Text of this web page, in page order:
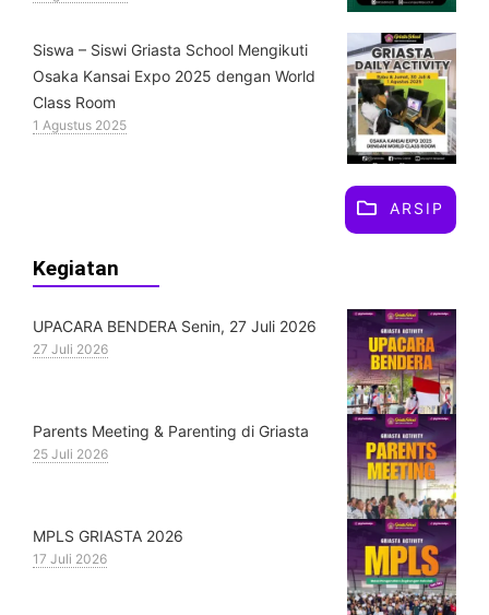
Siswa – Siswi Griasta School Mengikuti
Osaka Kansai Expo 2025 dengan World
Class Room
1 Agustus 2025
ARSIP
Kegiatan
UPACARA BENDERA Senin, 27 Juli 2026
27 Juli 2026
Parents Meeting & Parenting di Griasta
25 Juli 2026
MPLS GRIASTA 2026
17 Juli 2026